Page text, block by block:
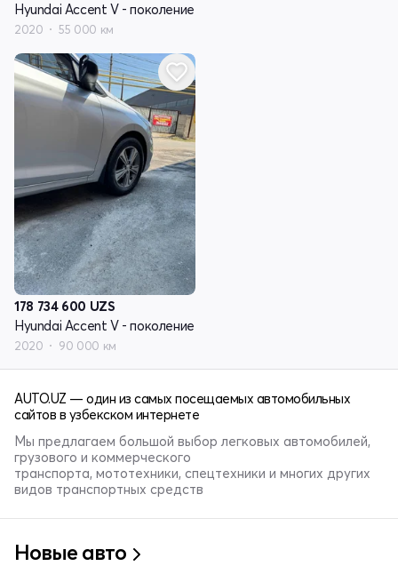
Hyundai Accent V - поколение
2020 55 000 км
178 734 600 UZS
Hyundai Accent V - поколение
2020 90 000 км
AUTO.UZ — один из самых посещаемых автомобильных
сайтов в узбекском интернете
Мы предлагаем большой выбор легковых автомобилей,
грузового и коммерческого
транспорта, мототехники, спецтехники и многих других
видов транспортных средств
Новые авто